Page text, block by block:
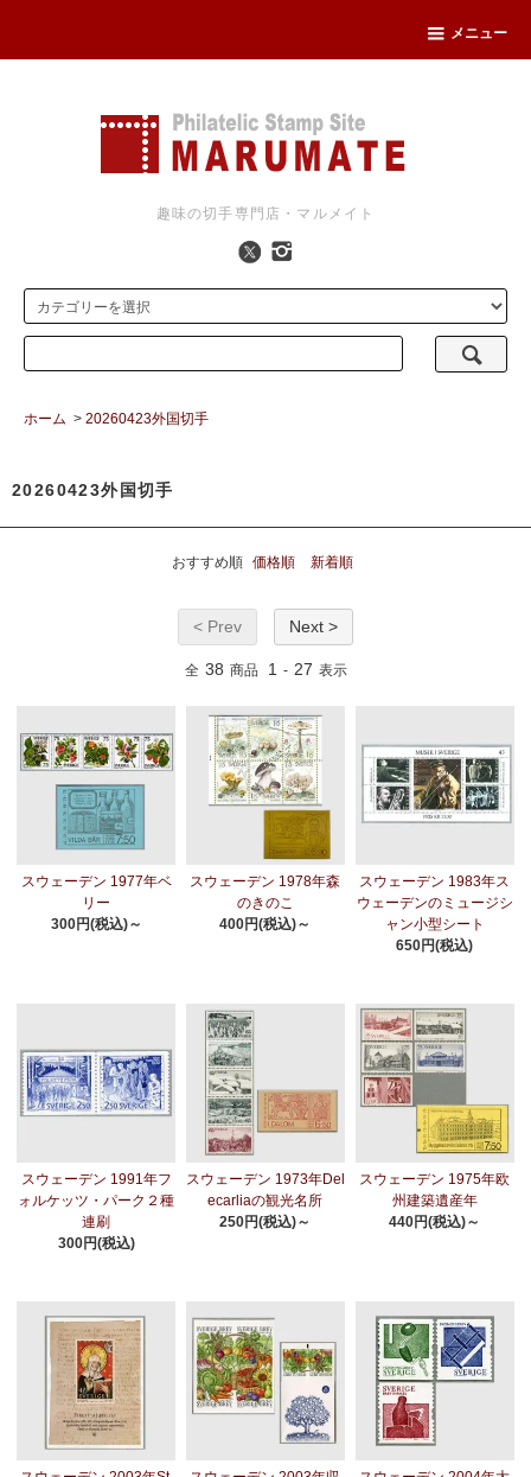
メニュー
趣味の切手専門店・マルメイト
ホーム > 20260423外国切手
20260423外国切手
おすすめ順 価格順 新着順
< Prev Next >
全 38 商品 1 - 27 表示
スウェーデン 1977年ベ
リー
300円(税込)～
スウェーデン 1978年森
のきのこ
400円(税込)～
スウェーデン 1983年ス
ウェーデンのミュージシ
ャン小型シート
650円(税込)
スウェーデン 1991年フ
ォルケッツ・パーク２種
連刷
300円(税込)
スウェーデン 1973年Del
ecarliaの観光名所
250円(税込)～
スウェーデン 1975年欧
州建築遺産年
440円(税込)～